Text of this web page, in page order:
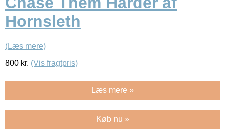
Hornsleth
(Læs mere)
800 kr. (Vis fragtpris)
Læs mere »
Køb nu »